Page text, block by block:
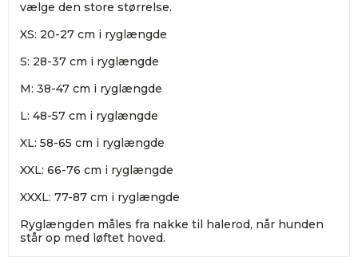
vælge den store størrelse.
XS: 20-27 cm i ryglængde
S: 28-37 cm i ryglængde
M: 38-47 cm i ryglængde
L: 48-57 cm i ryglængde
XL: 58-65 cm i ryglængde
XXL: 66-76 cm i ryglængde
XXXL: 77-87 cm i ryglængde
Ryglængden måles fra nakke til halerod, når hunden
står op med løftet hoved.